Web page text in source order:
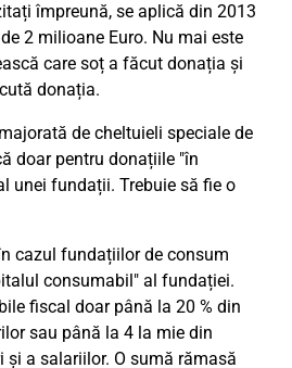
împreună, se aplică din 2013
2 milioane Euro. Nu mai este
care soț a făcut donația și
donația.
de cheltuieli speciale de
doar pentru donațiile "în
unei fundații. Trebuie să fie o
cazul fundațiilor de consum
consumabil" al fundației.
fiscal doar până la 20 % din
sau până la 4 la mie din
a salariilor. O sumă rămasă